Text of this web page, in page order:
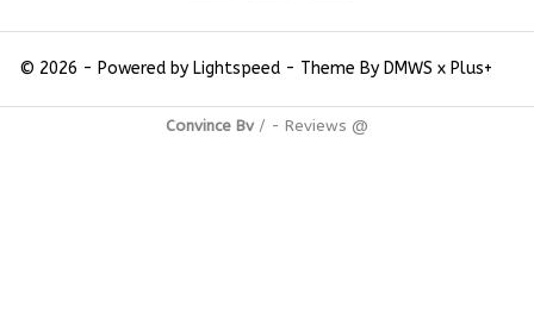
© 2026 - Powered by Lightspeed- Theme By DMWS x Plus+
Convince Bv/ - Reviews @